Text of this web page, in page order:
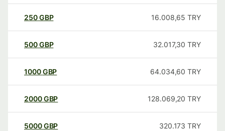
250GBP 16.008,65 TRY
500GBP 32.017,30 TRY
1000GBP 64.034,60 TRY
2000GBP 128.069,20 TRY
5000GBP 320.173 TRY